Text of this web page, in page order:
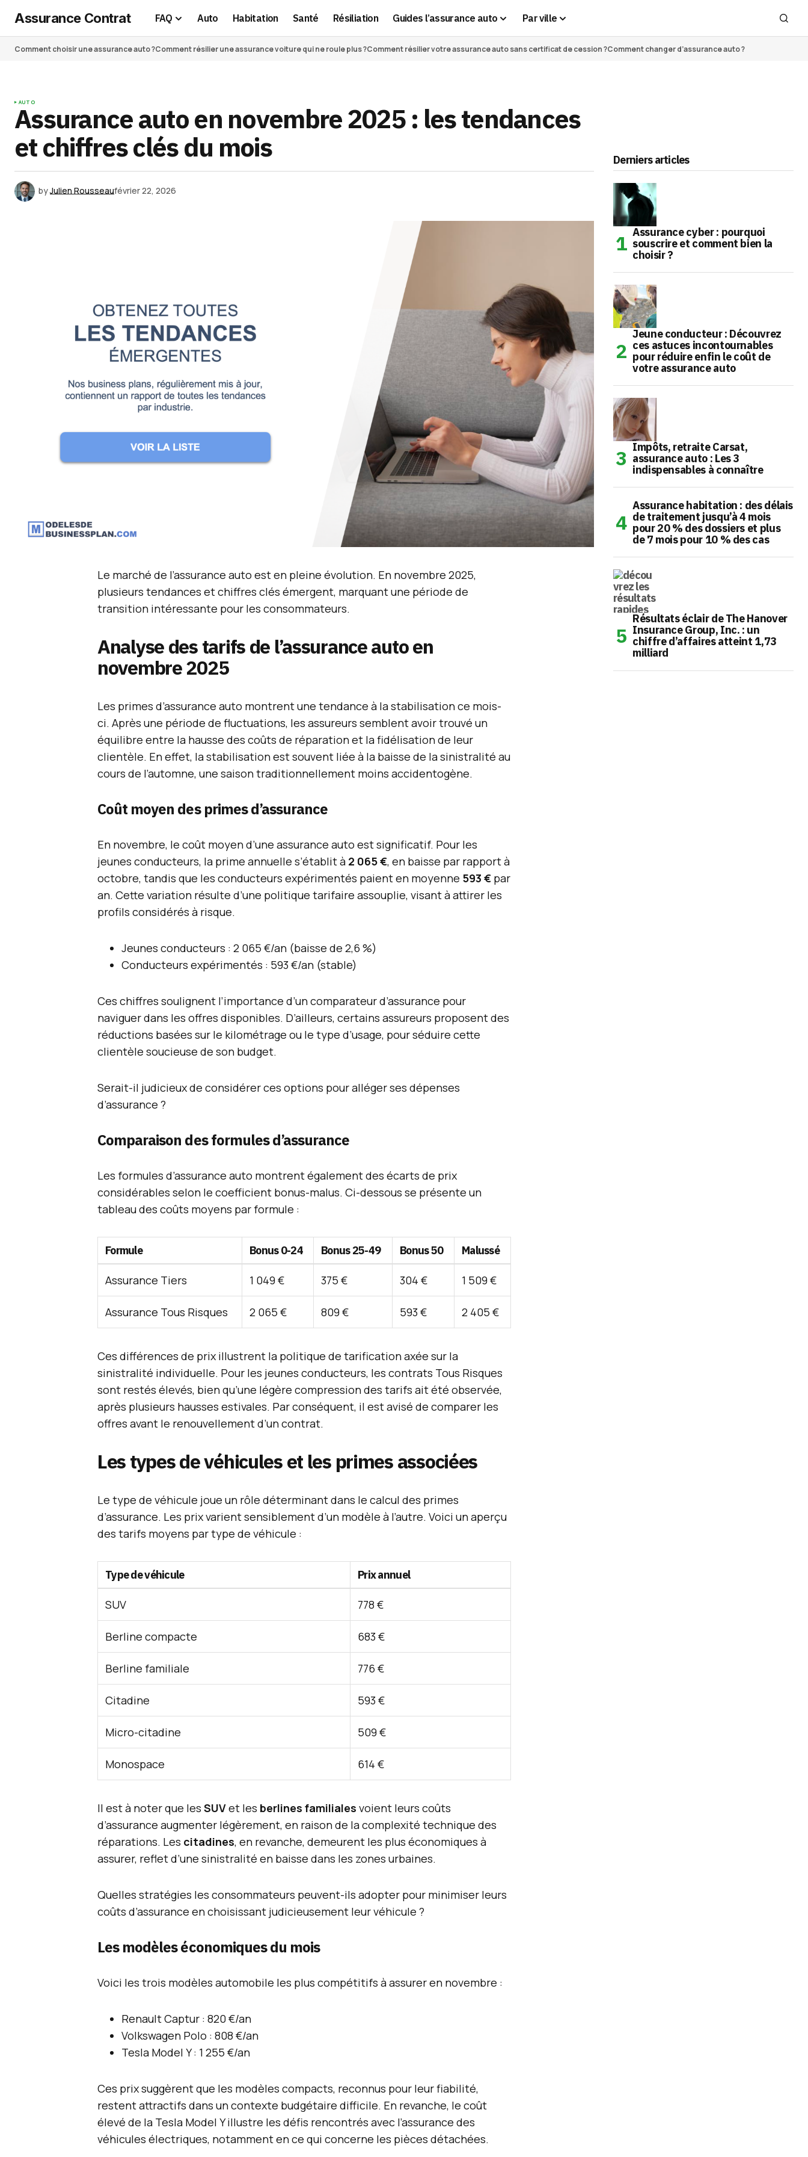
Assurance Contrat FAQ Auto Habitation Santé Résiliation Guides l’assurance auto Par ville
Comment choisir une assurance auto ?Comment résilier une assurance voiture qui ne roule plus ?Comment résilier votre assurance auto sans certificat de cession ?Comment changer d’assurance auto ?
AUTO
Assurance auto en novembre 2025 : les tendances
et chiffres clés du mois
byJulien Rousseaufévrier 22, 2026
Le marché de l’assurance auto est en pleine évolution. En novembre 2025,
plusieurs tendances et chiffres clés émergent, marquant une période de
transition intéressante pour les consommateurs.
Analyse des tarifs de l’assurance auto en
novembre 2025
Les primes d’assurance auto montrent une tendance à la stabilisation ce mois-
ci. Après une période de fluctuations, les assureurs semblent avoir trouvé un
équilibre entre la hausse des coûts de réparation et la fidélisation de leur
clientèle. En effet, la stabilisation est souvent liée à la baisse de la sinistralité au
cours de l’automne, une saison traditionnellement moins accidentogène.
Coût moyen des primes d’assurance
En novembre, le coût moyen d’une assurance auto est significatif. Pour les
jeunes conducteurs, la prime annuelle s’établit à 2 065 €, en baisse par rapport à
octobre, tandis que les conducteurs expérimentés paient en moyenne 593 € par
an. Cette variation résulte d’une politique tarifaire assouplie, visant à attirer les
profils considérés à risque.
Jeunes conducteurs : 2 065 €/an (baisse de 2,6 %)
Conducteurs expérimentés : 593 €/an (stable)
Ces chiffres soulignent l’importance d’un comparateur d’assurance pour
naviguer dans les offres disponibles. D’ailleurs, certains assureurs proposent des
réductions basées sur le kilométrage ou le type d’usage, pour séduire cette
clientèle soucieuse de son budget.
Serait-il judicieux de considérer ces options pour alléger ses dépenses
d’assurance ?
Comparaison des formules d’assurance
Les formules d’assurance auto montrent également des écarts de prix
considérables selon le coefficient bonus-malus. Ci-dessous se présente un
tableau des coûts moyens par formule :
Formule Bonus 0-24 Bonus 25-49 Bonus 50 Malussé
Assurance Tiers 1 049 € 375 € 304 € 1 509 €
Assurance Tous Risques 2 065 € 809 € 593 € 2 405 €
Ces différences de prix illustrent la politique de tarification axée sur la
sinistralité individuelle. Pour les jeunes conducteurs, les contrats Tous Risques
sont restés élevés, bien qu’une légère compression des tarifs ait été observée,
après plusieurs hausses estivales. Par conséquent, il est avisé de comparer les
offres avant le renouvellement d’un contrat.
Les types de véhicules et les primes associées
Le type de véhicule joue un rôle déterminant dans le calcul des primes
d’assurance. Les prix varient sensiblement d’un modèle à l’autre. Voici un aperçu
des tarifs moyens par type de véhicule :
Type de véhicule Prix annuel
SUV 778 €
Berline compacte 683 €
Berline familiale 776 €
Citadine 593 €
Micro-citadine 509 €
Monospace 614 €
Il est à noter que les SUVet les berlines familiales voient leurs coûts
d’assurance augmenter légèrement, en raison de la complexité technique des
réparations. Les citadines, en revanche, demeurent les plus économiques à
assurer, reflet d’une sinistralité en baisse dans les zones urbaines.
Quelles stratégies les consommateurs peuvent-ils adopter pour minimiser leurs
coûts d’assurance en choisissant judicieusement leur véhicule ?
Les modèles économiques du mois
Voici les trois modèles automobile les plus compétitifs à assurer en novembre :
Renault Captur : 820 €/an
Volkswagen Polo : 808 €/an
Tesla Model Y : 1 255 €/an
Ces prix suggèrent que les modèles compacts, reconnus pour leur fiabilité,
restent attractifs dans un contexte budgétaire difficile. En revanche, le coût
élevé de la Tesla Model Y illustre les défis rencontrés avec l’assurance des
véhicules électriques, notamment en ce qui concerne les pièces détachées.
Derniers articles
Assurance cyber : pourquoi
souscrire et comment bien la
choisir ?
Jeune conducteur : Découvrez
ces astuces incontournables
pour réduire enfin le coût de
votre assurance auto
Impôts, retraite Carsat,
assurance auto : Les 3
indispensables à connaître
Assurance habitation : des délais
de traitement jusqu’à 4 mois
pour 20 % des dossiers et plus
de 7 mois pour 10 % des cas
Résultats éclair de The Hanover
Insurance Group, Inc. : un
chiffre d’affaires atteint 1,73
milliard